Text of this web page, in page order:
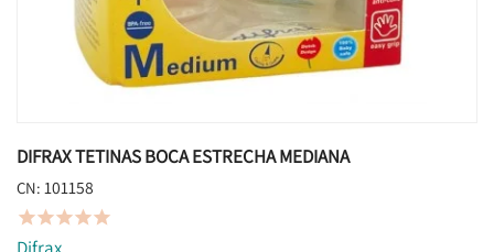
DIFRAX TETINAS BOCA ESTRECHA MEDIANA
CN: 101158
